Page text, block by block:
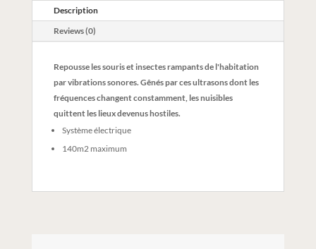
Description
Reviews (0)
Repousse les souris et insectes rampants de l'habitation
par vibrations sonores. Gênés par ces ultrasons dont les
fréquences changent constamment, les nuisibles
quittent les lieux devenus hostiles.
Système électrique
140m2 maximum